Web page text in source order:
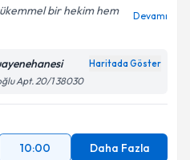
ilişkinAydınlatma
Gönder
bir hekim hem
Devamı
Haritada Göster
Apt. 20/1 38030
10:00 Daha Fazla